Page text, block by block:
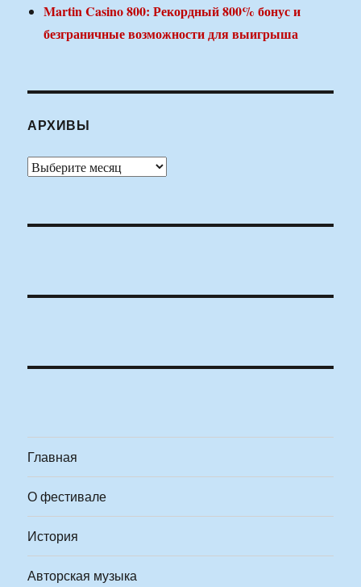
Martin Casino 800: Рекордный 800% бонус и
безграничные возможности для выигрыша
АРХИВЫ
Архивы
Главная
О фестивале
История
Авторская музыка